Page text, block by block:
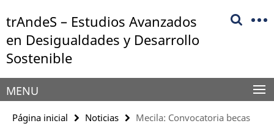
direkt
zu
Inhalt
trAndeS – Estudios Avanzados
en Desigualdades y Desarrollo
Sostenible
Herramientas
de
navegación
MENU
Página inicial Noticias
Mecila: Convocatoria becas